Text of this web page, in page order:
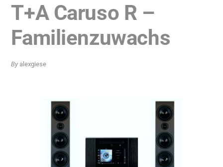
T+A Caruso R –
Familienzuwachs
Byalexgiese